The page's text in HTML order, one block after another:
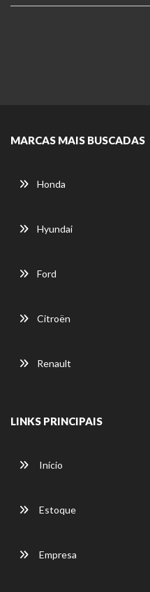
MARCAS MAIS BUSCADAS
Honda
Hyundai
Ford
Citroën
Renault
LINKS PRINCIPAIS
Início
Estoque
Empresa